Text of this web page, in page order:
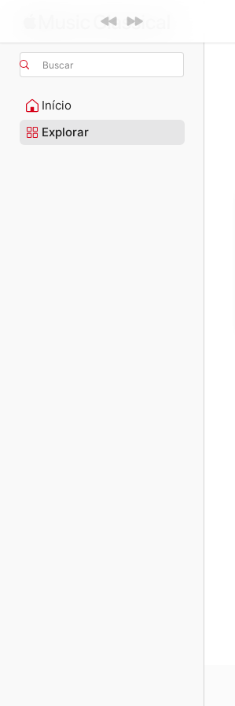
Buscar
Início
Explorar